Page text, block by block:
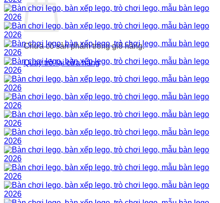
Chưa có sản phẩm trong giỏ hàng.
Quay trở lại cửa hàng